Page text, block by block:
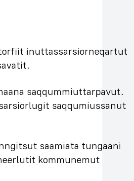
inuttassarsiorneqartut
saqqummiuttarpavut.
saqqumiussanut
saamiata tungaani
kommunemut